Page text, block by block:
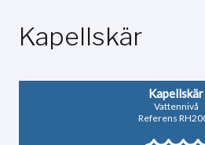
Kapellskär